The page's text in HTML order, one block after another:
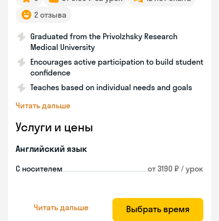
2 отзыва
Graduated from the Privolzhsky Research
Medical University
Encourages active participation to build student
confidence
Teaches based on individual needs and goals
Читать дальше
Услуги и цены
Английский язык
С носителем от 3190 ₽ / урок
Читать дальше Выбрать время